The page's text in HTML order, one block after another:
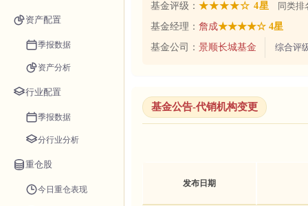
资产配置
季报数据
资产分析
行业配置
季报数据
分行业分析
重仓股
今日重仓表现
基金评级： ★★★★☆ 4星
同类排
基金经理： 詹成★★★★☆ 4星
基金公司： 景顺长城基金 综合评
基金公告-代销机构变更
发布日期